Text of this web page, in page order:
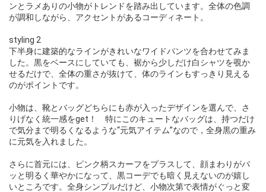
ンとラメありの小物がトレンドを踏み出しています。全体の色調
が調和しながら、アクセントがあるコーディネート。
styling 2
下半身に建築的なラインがきれいなワイドパンツを合わせてみま
した。黒をベースにしていても、裾から少しだけ白シャツを覗か
せるだけで、全体の重さが抜けて、体のラインもすっきり見える
のがポイントです。
小物は、靴とバッグどちらにも赤が入ったデザインを選んで、さ
りげなく統一感をget！ 特にこのキュートなバッグは、持つだけ
で気分まで明るくなるような“元気アイテム”なので，全身黒の重み
に元気を入れました。
さらに首元には、ピンク柄スカーフをプラスして、顔まわりがパ
ッと明るく華やかになって、黒コーデでも暗く見えないのが嬉し
いところです。全身シンプルだけど、小物次第で表情がぐっと変